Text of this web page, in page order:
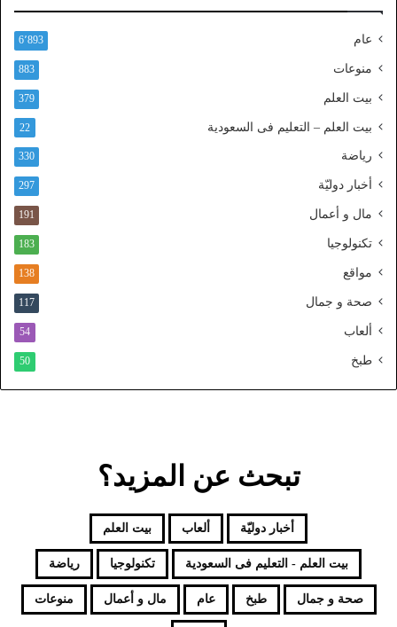
ل
ف
ا
ا
ط
ا
م
و
د
عام 6٬893
منوعات 883
بيت العلم 379
بيت العلم – التعليم فى السعودية 22
رياضة 330
أخبار دوليّة 297
مال و أعمال 191
تكنولوجيا 183
مواقع 138
صحة و جمال 117
ألعاب 54
طبخ 50
تبحث عن المزيد؟
أخبار دوليّة ألعاب بيت العلم
بيت العلم - التعليم فى السعودية تكنولوجيا رياضة
صحة و جمال طبخ عام مال و أعمال منوعات